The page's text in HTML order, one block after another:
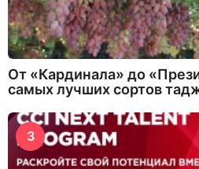
От «Кардинала» до
самых лучших сортов
3